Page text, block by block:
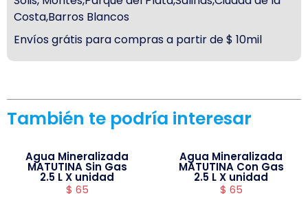
Costa,Barros Blancos
Envíos grátis para compras a partir de $ 10mil
También te podría interesar
Agua Mineralizada
MATUTINA Sin Gas
2.5 L X unidad
$ 65
Agua Mineralizada
MATUTINA Con Gas
2.5 L X unidad
$ 65